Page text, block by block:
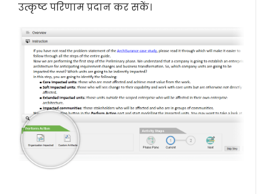
उत्कृष्ट परिणाम प्रदान कर सकें।